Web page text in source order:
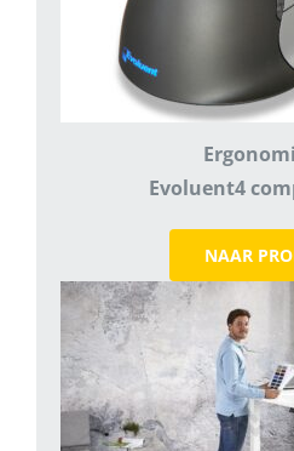
Evoluent4
NAAR